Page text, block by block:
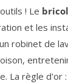
! Le
et les
robinet de
La règle d'or